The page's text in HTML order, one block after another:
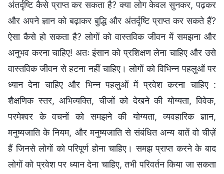
अंतर्दृष्टि कैसे प्राप्त कर सकता है? क्या लोग केवल सुनकर, पढ़कर
और अपने ज्ञान को बढ़ाकर बुद्धि और अंतर्दृष्टि प्राप्त कर सकते हैं?
ऐसा कैसे हो सकता है? लोगों को वास्तविक जीवन में समझना और
अनुभव करना चाहिए! अतः इंसान को प्रशिक्षण लेना चाहिए और उसे
वास्तविक जीवन से हटना नहीं चाहिए। लोगों को विभिन्न पहलुओं पर
ध्यान देना चाहिए और भिन्न पहलुओं में प्रवेश करना चाहिए :
शैक्षणिक स्तर, अभिव्यक्ति, चीजों को देखने की योग्यता, विवेक,
परमेश्वर के वचनों को समझने की योग्यता, व्यवहारिक ज्ञान,
मनुष्यजाति के नियम, और मनुष्यजाति से संबंधित अन्य बातें वो चीज़ें
हैं जिनसे लोगों को परिपूर्ण होना चाहिए। समझ प्राप्त करने के बाद
लोगों को प्रवेश पर ध्यान देना चाहिए, तभी परिवर्तन किया जा सकता